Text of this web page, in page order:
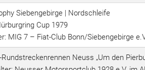
Siebengebirge | Nordschleife
Cup 1979
MIG 7 – Fiat-Club Bonn/Siebengebirge
Rundstreckenrennen Neuss „Um den